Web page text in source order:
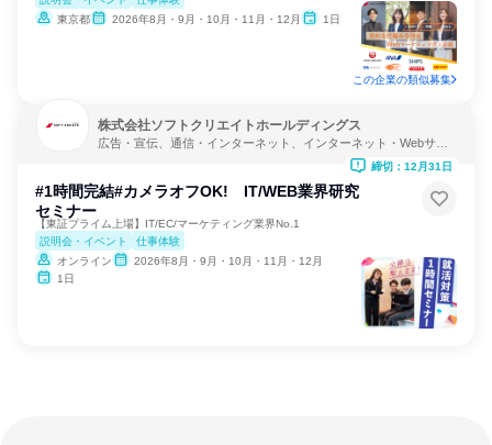
東京都
2026年8月・9月・10月・11月・12月 1日
この企業の類似募集
株式会社ソフトクリエイトホールディングス
広告・宣伝、通信・インターネット、インターネット・Webサー
#1時間完結#カメラオフOK! IT/WEB業界研究
セミナー
【東証プライム上場】IT/EC/マーケティング業界No.1
説明会・イベント
仕事体験
オンライン
2026年8月・9月・10月・11月・12月
1日
締切：12月31日